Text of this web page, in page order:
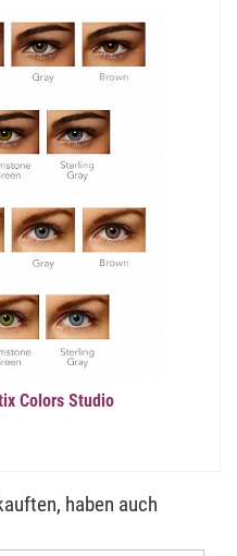
Colors Studio
haben auch